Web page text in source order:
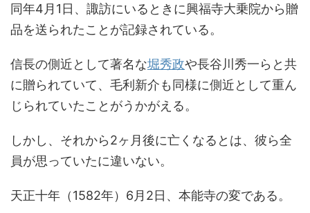
同年4月1日、諏訪にいるときに興福寺大乗院から贈
品を送られたことが記録されている。
信長の側近として著名な堀秀政や長谷川秀一らと共
に贈られていて、毛利新介も同様に側近として重ん
じられていたことがうかがえる。
しかし、それから2ヶ月後に亡くなるとは、彼ら全
員が思っていたに違いない。
天正十年（1582年）6月2日、本能寺の変である。